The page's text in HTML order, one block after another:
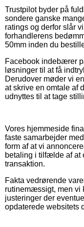
Trustpilot byder på
sondere ganske
ratings og derfor slår
forhandlerens
50mm inden du
Facebook indebærer
løsninger til at få
Derudover møder vi
at skrive en omtale af
udnyttes til at tage
Vores hjemmeside
faste samarbejder
form af at vi
betaling i tilfælde af at
transaktion.
Fakta vedrørende
rutinemæssigt, men vi
justeringer der
opdaterede websitets